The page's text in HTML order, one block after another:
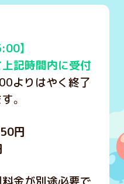
】
記時間内に受付
よりはやく終了
。
円